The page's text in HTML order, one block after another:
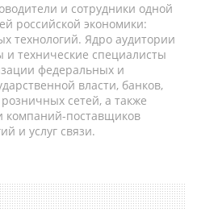
и сотрудники одной
российской экономики:
технологий. Ядро аудитории
технические специалисты
федеральных и
власти, банков,
сетей, а также
компаний-поставщиков
и услуг связи.